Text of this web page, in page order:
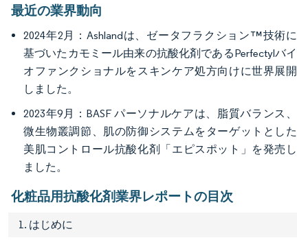
最近の業界動向
2024年2月：Ashlandは、ゼータフラクション™技術に
基づいたカモミール由来の抗酸化剤であるPerfectylバイ
オファンクショナルをスキンケア処方向けに世界展開
しました。
2023年9月：BASF パーソナルケアは、脂質バランス、
微生物叢調節、肌の防御システムをターゲットとした
美肌コントロール抗酸化剤「エピスポット」を発売し
ました。
化粧品用抗酸化剤業界レポートの目次
1. はじめに